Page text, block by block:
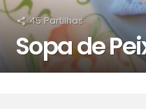
45 Partilhas
Sopa de